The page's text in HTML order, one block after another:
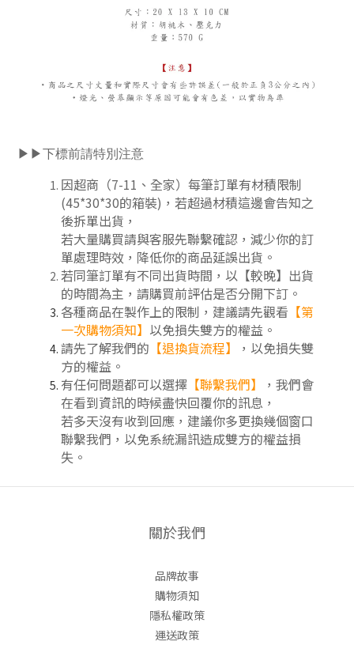
▶▶下標前請特別注意
因超商（7-11、全家）每筆訂單有材積限制
(45*30*30的箱裝)，若超過材積這邊會告知之
後拆單出貨，
若大量購買請與客服先聯繫確認，減少你的訂
單處理時效，降低你的商品延誤出貨。
若同筆訂單有不同出貨時間，以【較晚】出貨
的時間為主，請購買前評估是否分開下訂 。
各種商品在製作上的限制，建議請先觀看 【第
一次購物須知】 以免損失雙方的權益。
請先了解我們的 【退換貨流程】
，以免損失雙
方的權益。
有任何問題都可以選擇 【聯繫我們】
，我們會
在看到資訊的時候盡快回覆你的訊息，
若多天沒有收到回應，建議你多更換幾個窗口
聯繫我們，以免系統漏訊造成雙方的權益損
失。
關於我們
品牌故事
購物須知
隱私權政策
運送政策